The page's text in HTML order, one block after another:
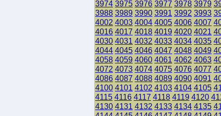
3974 3975 3976 3977 3978 3979
3988 3989 3990 3991 3992 3993
4002 4003 4004 4005 4006 4007
4016 4017 4018 4019 4020 4021
4030 4031 4032 4033 4034 4035
4044 4045 4046 4047 4048 4049
4058 4059 4060 4061 4062 4063
4072 4073 4074 4075 4076 4077
4086 4087 4088 4089 4090 4091
4100 4101 4102 4103 4104 4105
4115 4116 4117 4118 4119 4120
4130 4131 4132 4133 4134 4135